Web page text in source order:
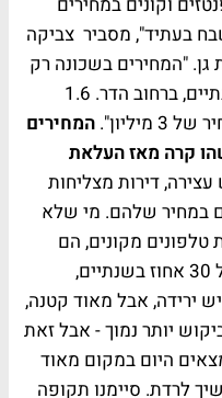
בעתיד", מסביר צביקה
גן. "המחירים בשכונה רק
עולים. קח דירה שמכרתי לפני שנתיים, ברחוב הדר. 1.6
המחירים
קרה מאז העלאת
דירות מצליחות
במחיר שלהם. מי שלא
מקונים, הם
מהססים. מצד שני, אחרי עליה של 30 אחוז בשנתיים,
ירידה, אבל מאוד קטנה,
יותר נמוך - אבל זאת
היום במקום מאוד
לרדת. סיימנו תקופה